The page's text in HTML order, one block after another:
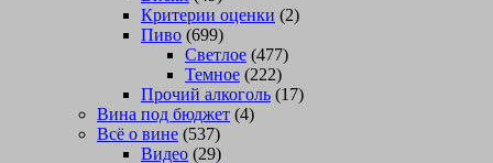
Критерии оценки (2)
Пиво (699)
Светлое (477)
Темное (222)
Прочий алкоголь (17)
Вина под бюджет (4)
Всё о вине (537)
Видео (29)